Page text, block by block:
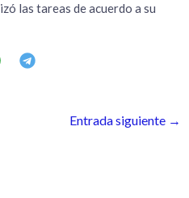
las tareas de acuerdo a su
Entrada siguiente →